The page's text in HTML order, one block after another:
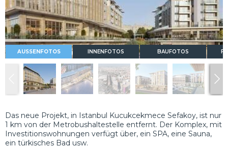
AUSSENFOTOS INNENFOTOS BAUFOTOS
Das neue Projekt, in Istanbul Kucukcekmece Sefakoy, ist nur
1 km von der Metrobushaltestelle entfernt. Der Komplex, mit
Investitionswohnungen verfügt über, ein SPA, eine Sauna,
ein türkisches Bad usw.